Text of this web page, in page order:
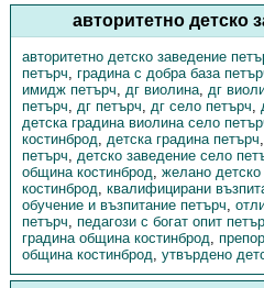
авторитетно детско
авторитетно детско заведение
петърч, градина с добра база
имидж петърч, дг виолина, дг
петърч, дг петърч, дг село петърч,
детска градина виолина село
костинброд, детска градина петърч,
петърч, детско заведение село
община костинброд, желано
костинброд, квалифицирани
обучение и възпитание петърч,
петърч, педагози с богат опит
градина община костинброд,
община костинброд, утвърдено